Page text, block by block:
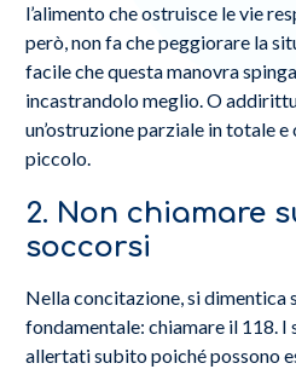
l’alimento che ostruisce le vie
però, non fa che peggiorare la
facile che questa manovra
incastrandolo meglio. O
un’ostruzione parziale in totale
piccolo.
2. Non chiamare
soccorsi
Nella concitazione, si dimentica
fondamentale: chiamare il 118. I
allertati subito poiché possono